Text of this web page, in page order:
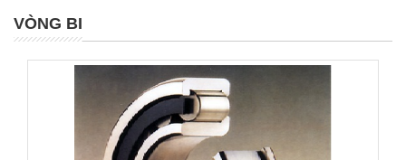
VÒNG BI